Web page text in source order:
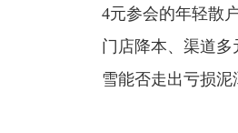
4元参会的年轻散
门店降本、渠道
雪能否走出亏损泥